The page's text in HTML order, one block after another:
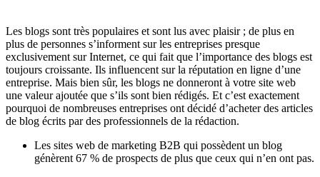
Les blogs sont très populaires et sont lus avec plaisir ; de plus en
plus de personnes s’informent sur les entreprises presque
exclusivement sur Internet, ce qui fait que l’importance des blogs est
toujours croissante. Ils influencent sur la réputation en ligne d’une
entreprise. Mais bien sûr, les blogs ne donneront à votre site web
une valeur ajoutée que s’ils sont bien rédigés. Et c’est exactement
pourquoi de nombreuses entreprises ont décidé d’acheter des articles
de blog écrits par des professionnels de la rédaction.
Les sites web de marketing B2B qui possèdent un blog
génèrent 67 % de prospects de plus que ceux qui n’en ont pas.